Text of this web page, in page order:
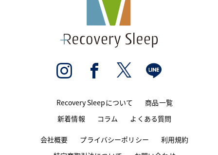
Recovery Sleepについて
商品一覧
新着情報
コラム よくある質問
会社概要 プライバシーポリシー
利用規約